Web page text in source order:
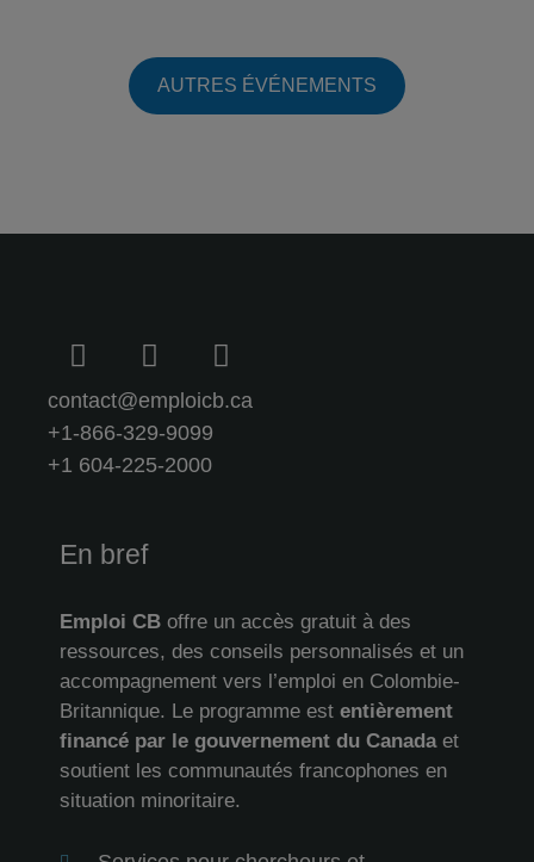
AUTRES ÉVÉNEMENTS
contact@emploicb.ca
+1-866-329-9099
+1 604-225-2000
En bref
Emploi CB offre un accès gratuit à des
ressources, des conseils personnalisés et un
accompagnement vers l’emploi en Colombie-
Britannique. Le programme est entièrement
financé par le gouvernement du Canadaet
soutient les communautés francophones en
situation minoritaire.